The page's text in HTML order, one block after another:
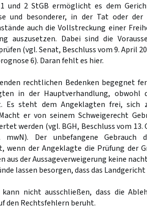
und 2 StGB ermöglicht es dem
und besonderer, in der Tat oder
auch die Vollstreckung einer
auszusetzen. Dabei sind die
(vgl. Senat, Beschluss vom 9. April
6). Daran fehlt es hier.
rechtlichen Bedenken begegnet
in der Hauptverhandlung, obwohl
Es steht dem Angeklagten frei, sich
er von seinem Schweigerecht
werden (vgl. BGH, Beschluss vom 13.
Der unbefangene Gebrauch
wenn der Angeklagte die Prüfung der
aus der Aussageverweigerung keine
lassen besorgen, dass das
nicht ausschließen, dass die
den Rechtsfehlern beruht.